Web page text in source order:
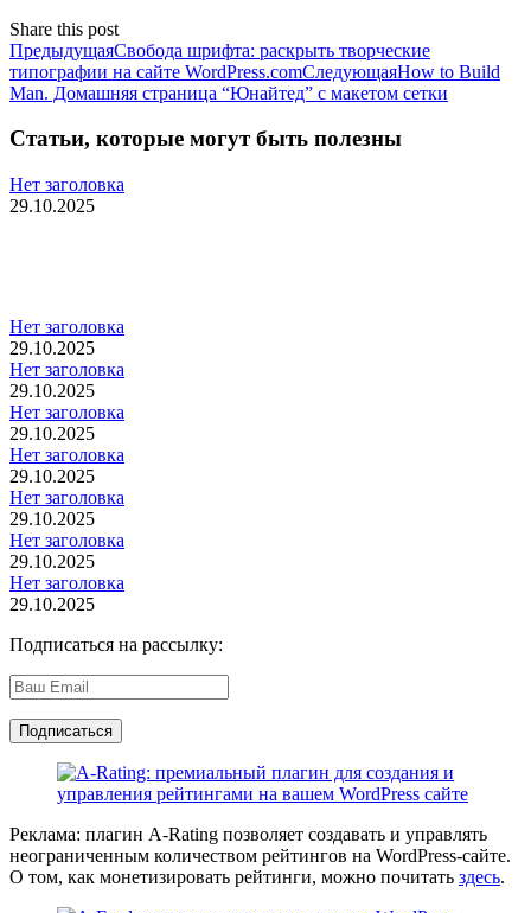
Share this post
Поделиться
Поделиться
Поделиться
Поделиться
Поделиться
Навигация
по
ПредыдущаяПредыдущая
запись:
Свобода шрифта: раскрыть творческие
типографии на сайте WordPress.comСледующаяСледующая
запись:
How to Build
Man. Домашняя страница “Юнайтед” с макетом сетки
Статьи, которые могут быть полезны
Нет заголовка
29.10.2025
Нет заголовка
29.10.2025
Нет заголовка
29.10.2025
Нет заголовка
29.10.2025
Нет заголовка
29.10.2025
Нет заголовка
29.10.2025
Нет заголовка
29.10.2025
Нет заголовка
29.10.2025
Подписаться на рассылку:
Реклама: плагин A-Rating позволяет создавать и управлять
неограниченным количеством рейтингов на WordPress-сайте.
О том, как монетизировать рейтинги, можно почитать здесь.